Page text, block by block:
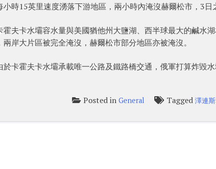
小時15英里速度湧落下游地區，兩小時內淹沒赫爾松市，3日
霍夫卡水壩容水量與美國猶他州大鹽湖、西半球最大的鹹水
兩岸大片區被完全淹沒，赫爾松市部分地區亦被淹沒。
於卡霍夫卡水壩承載唯一公路及鐵路橋交通，俄軍打算炸毀水
Posted inGeneral Tagged澤連